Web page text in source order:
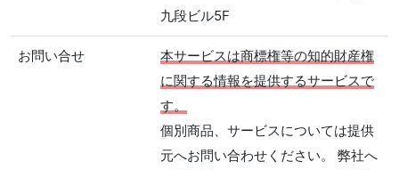
九段ビル5F
お問い合せ
本サービスは商標権等の知的財産権
に関する情報を提供するサービスで
す。
個別商品、サービスについては提供
元へお問い合わせください。 弊社へ